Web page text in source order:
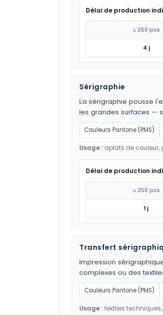
Délai de production
≤ 250 pcs
4 j
Sérigraphie
La sérigraphie pousse
les grandes surfaces —
Couleurs Pantone (PMS)
Usage : aplats de couleur,
Délai de production
≤ 250 pcs
1 j
Transfert
Impression
complexes ou des
Couleurs Pantone (PMS)
Usage :textiles